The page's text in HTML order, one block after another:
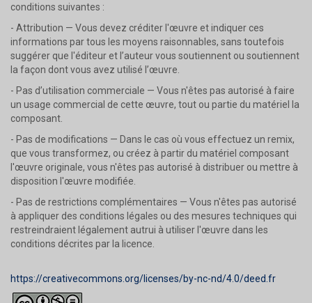
conditions suivantes :
- Attribution — Vous devez créditer l'œuvre et indiquer ces
informations par tous les moyens raisonnables, sans toutefois
suggérer que l'éditeur et l’auteur vous soutiennent ou soutiennent
la façon dont vous avez utilisé l’œuvre.
- Pas d’utilisation commerciale — Vous n'êtes pas autorisé à faire
un usage commercial de cette œuvre, tout ou partie du matériel la
composant.
- Pas de modifications — Dans le cas où vous effectuez un remix,
que vous transformez, ou créez à partir du matériel composant
l'œuvre originale, vous n'êtes pas autorisé à distribuer ou mettre à
disposition l'œuvre modifiée.
- Pas de restrictions complémentaires — Vous n'êtes pas autorisé
à appliquer des conditions légales ou des mesures techniques qui
restreindraient légalement autrui à utiliser l'œuvre dans les
conditions décrites par la licence.
https://creativecommons.org/licenses/by-nc-nd/4.0/deed.fr